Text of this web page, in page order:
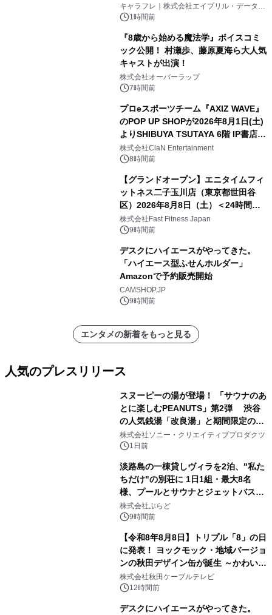
キャラフレ｜株式会社エイプリル・データ・
デザインズ
1時間前
『8歳から始める魔法学』ボイスコミ
ック公開！ 村瀬歩、藤原夏海ら大人気
キャストが出演！
株式会社オーバーラップ
7時間前
プロeスポーツチーム『AXIZ WAVE』
のPOP UP SHOPが2026年8月1日(土)
よりSHIBUYA TSUTAYA 6階 IP書店で
開催決定！！
株式会社ClaN Entertainment
8時間前
【グランドオープン】エニタイムフィ
ットネス二子玉川店（東京都世田谷
区）2026年8月8日（土）＜24時間年
中無休のフィットネスジム＞
株式会社Fast Fitness Japan
9時間前
デスクにハイエースがやってきた。
「ハイエース型ふせんホルダー」
Amazonで予約販売開始
CAMSHOP.JP
9時間前
エンタメの新着をもっと見る
人気のプレスリリース
スヌーピーの湯が登場！ 「サウナのあ
とに楽しむPEANUTS」第2弾 渋谷
の人気銭湯「改良湯」と期間限定のコ
ラボレーション サウナイキタイコラ
ボグッズも発売決定！
株式会社ソニー・クリエイティブプロダクツ
1日前
淡路島の一棟貸しヴィラを2泊、"私た
ちだけ"の別荘に 1日1組・最大8名
様、プールとサウナとジェットバス付
きで Villa Mon Temps AWAJIの連泊
素泊りプラン
株式会社ぷらど
9時間前
【令和8年8月8日】トリプル「8」の日
に発表！ ヨックモック・地域バージョ
ンの秋田デザイン缶が誕生 ～かわいい
秋田犬の子犬と秋田の四季と名所を巡
るパッケージ～ 9月1日(火)秋田県内で
株式会社秋田ケーブルテレビ
12時間前
デスクにハイエースがやってきた。